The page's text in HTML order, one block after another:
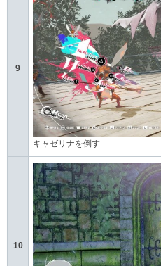
9
キャゼリナを倒す
10